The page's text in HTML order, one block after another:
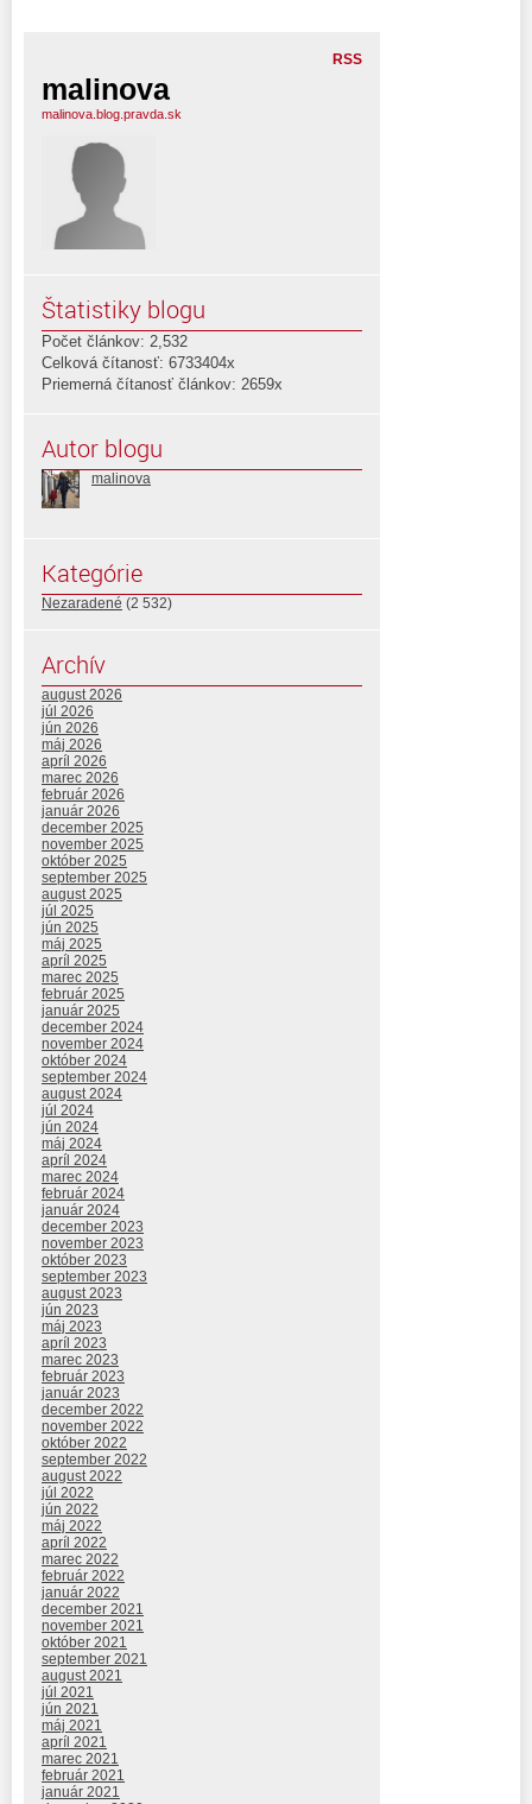
RSS
malinova
malinova.blog.pravda.sk
Štatistiky blogu
Počet článkov: 2,532
Celková čítanosť: 6733404x
Priemerná čítanosť článkov: 2659x
Autor blogu
malinova
Kategórie
Nezaradené (2 532)
Archív
august 2026
júl 2026
jún 2026
máj 2026
apríl 2026
marec 2026
február 2026
január 2026
december 2025
november 2025
október 2025
september 2025
august 2025
júl 2025
jún 2025
máj 2025
apríl 2025
marec 2025
február 2025
január 2025
december 2024
november 2024
október 2024
september 2024
august 2024
júl 2024
jún 2024
máj 2024
apríl 2024
marec 2024
február 2024
január 2024
december 2023
november 2023
október 2023
september 2023
august 2023
jún 2023
máj 2023
apríl 2023
marec 2023
február 2023
január 2023
december 2022
november 2022
október 2022
september 2022
august 2022
júl 2022
jún 2022
máj 2022
apríl 2022
marec 2022
február 2022
január 2022
december 2021
november 2021
október 2021
september 2021
august 2021
júl 2021
jún 2021
máj 2021
apríl 2021
marec 2021
február 2021
január 2021